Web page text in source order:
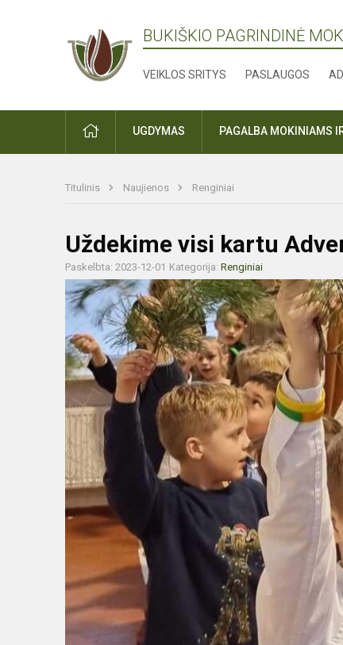
BUKIŠKIO PAGRINDINĖ
VEIKLOS SRITYS PASLAUGOS
PRADŽIAUGDYMAS PAGALBA MOKINIAMS
Titulinis Naujienos Renginiai
Uždekime visi kartu
Paskelbta: 2023-12-01 Kategorija: Renginiai